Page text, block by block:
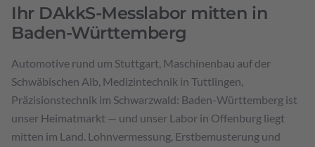
Ihr DAkkS-Messlabor mitten in
Baden-Württemberg
Automotive rund um Stuttgart, Maschinenbau auf der
Schwäbischen Alb, Medizintechnik in Tuttlingen,
Präzisionstechnik im Schwarzwald: Baden-Württemberg ist
unser Heimatmarkt — und unser Labor in Offenburg liegt
mitten im Land. Lohnvermessung, Erstbemusterung und